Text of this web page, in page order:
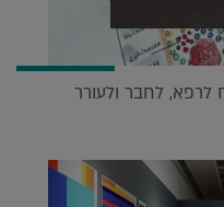
לרפא, לחבר ולעורר